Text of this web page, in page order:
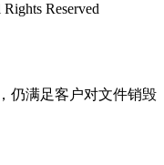
Reserved
仍满足客户对文件销毁